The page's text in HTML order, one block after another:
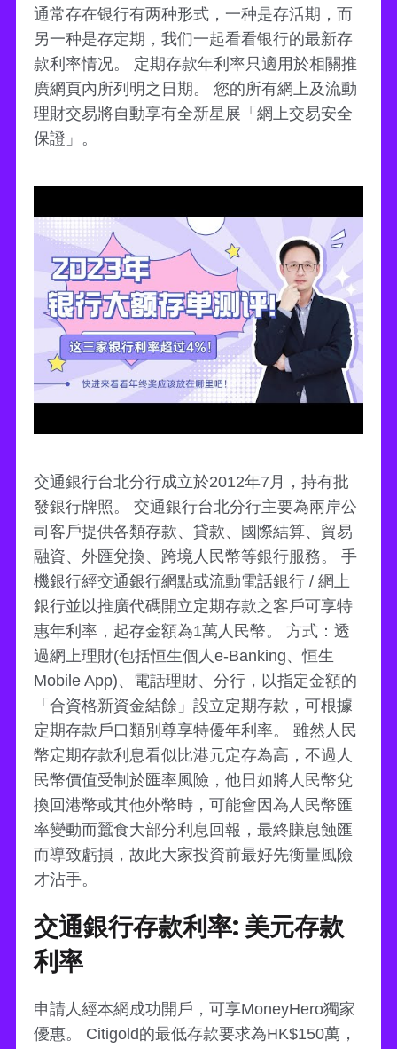
通常存在银行有两种形式，一种是存活期，而
另一种是存定期，我们一起看看银行的最新存
款利率情况。 定期存款年利率只適用於相關推
廣網頁內所列明之日期。 您的所有網上及流動
理財交易將自動享有全新星展「網上交易安全
保證」。
交通銀行台北分行成立於2012年7月，持有批
發銀行牌照。 交通銀行台北分行主要為兩岸公
司客戶提供各類存款、貸款、國際結算、貿易
融資、外匯兌換、跨境人民幣等銀行服務。 手
機銀行經交通銀行網點或流動電話銀行 / 網上
銀行並以推廣代碼開立定期存款之客戶可享特
惠年利率，起存金額為1萬人民幣。 方式：透
過網上理財(包括恒生個人e-Banking、恒生
Mobile App)、電話理財、分行，以指定金額的
「合資格新資金結餘」設立定期存款，可根據
定期存款戶口類別尊享特優年利率。 雖然人民
幣定期存款利息看似比港元定存為高，不過人
民幣價值受制於匯率風險，他日如將人民幣兌
換回港幣或其他外幣時，可能會因為人民幣匯
率變動而蠶食大部分利息回報，最終賺息蝕匯
而導致虧損，故此大家投資前最好先衡量風險
才沾手。
交通銀行存款利率: 美元存款
利率
申請人經本網成功開戶，可享MoneyHero獨家
優惠。 Citigold的最低存款要求為HK$150萬，